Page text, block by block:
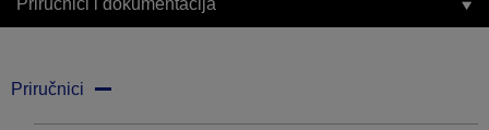
Priručnici i dokumentacija
Priručnici